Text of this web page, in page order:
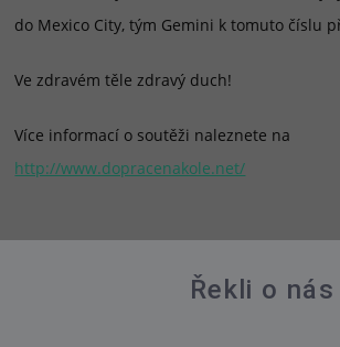
do Mexico City, tým Gemini k tomuto číslu
Ve zdravém těle zdravý duch!
Více informací o soutěži naleznete na
http://www.dopracenakole.net/
Řekli o nás